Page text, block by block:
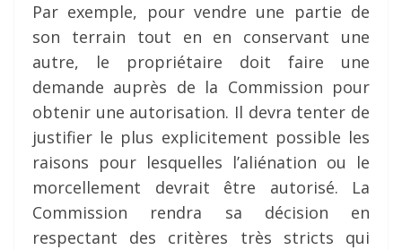
Par exemple, pour vendre une partie de
son terrain tout en en conservant une
autre, le propriétaire doit faire une
demande auprès de la Commission pour
obtenir une autorisation. Il devra tenter de
justifier le plus explicitement possible les
raisons pour lesquelles l’aliénation ou le
morcellement devrait être autorisé. La
Commission rendra sa décision en
respectant des critères très stricts qui